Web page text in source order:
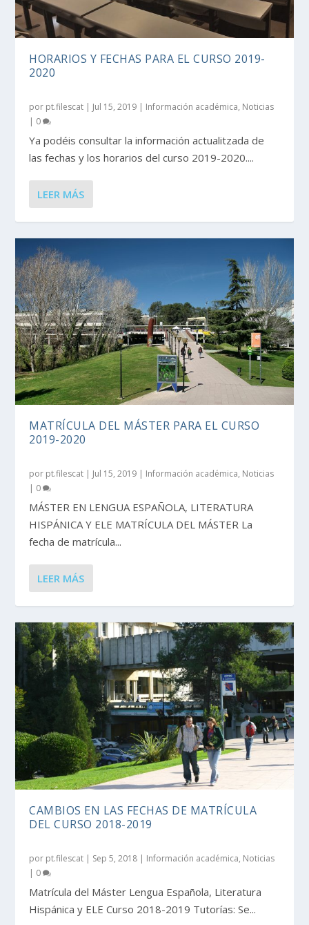
HORARIOS Y FECHAS PARA EL CURSO 2019-
2020
por pt.filescat | Jul 15, 2019 | Información académica, Noticias
| 0
Ya podéis consultar la información actualitzada de
las fechas y los horarios del curso 2019-2020....
LEER MÁS
MATRÍCULA DEL MÁSTER PARA EL CURSO
2019-2020
por pt.filescat | Jul 15, 2019 | Información académica, Noticias
| 0
MÁSTER EN LENGUA ESPAÑOLA, LITERATURA
HISPÁNICA Y ELE MATRÍCULA DEL MÁSTER La
fecha de matrícula...
LEER MÁS
CAMBIOS EN LAS FECHAS DE MATRÍCULA
DEL CURSO 2018-2019
por pt.filescat | Sep 5, 2018 | Información académica, Noticias
| 0
Matrícula del Máster Lengua Española, Literatura
Hispánica y ELE Curso 2018-2019 Tutorías: Se...